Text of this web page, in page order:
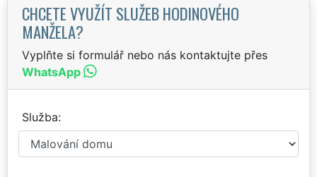
CHCETE VYUŽÍT SLUŽEB HODINOVÉHO
MANŽELA?
Vyplňte si formulář nebo nás kontaktujte přes
WhatsApp
Služba